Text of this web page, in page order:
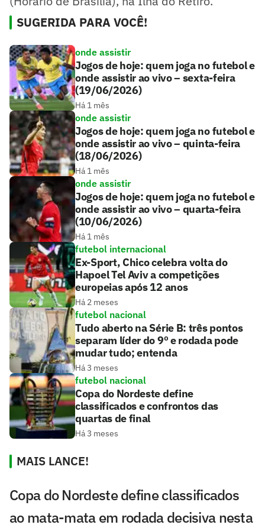
SUGERIDA PARA VOCÊ!
onde assistir
Jogos de hoje: quem joga no futebol e
onde assistir ao vivo – sexta-feira
(19/06/2026)
Há 1 mês
onde assistir
Jogos de hoje: quem joga no futebol e
onde assistir ao vivo – quinta-feira
(18/06/2026)
Há 1 mês
onde assistir
Jogos de hoje: quem joga no futebol e
onde assistir ao vivo – quarta-feira
(10/06/2026)
Há 1 mês
futebol internacional
Ex-Sport, Chico celebra volta do
Hapoel Tel Aviv a competições
europeias após 12 anos
Há 2 meses
futebol nacional
Tudo aberto na Série B: três pontos
separam líder do 9º e rodada pode
mudar tudo; entenda
Há 3 meses
futebol nacional
Copa do Nordeste define
classificados e confrontos das
quartas de final
Há 3 meses
MAIS LANCE!
Copa do Nordeste define classificados
ao mata-mata em rodada decisiva nesta